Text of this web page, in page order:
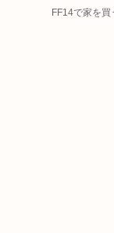
FF14で家を買